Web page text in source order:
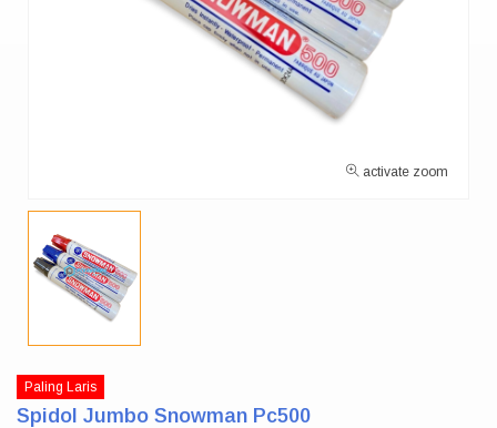
activate zoom
Paling Laris
Spidol Jumbo Snowman Pc500